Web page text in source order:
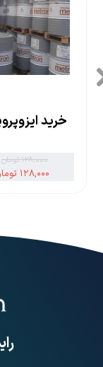
خرید
۱۲۸,۰۰۰ تومان
۱۲۸,۰۰۰ تومان